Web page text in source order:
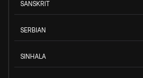
SANSKRIT
SERBIAN
SINHALA